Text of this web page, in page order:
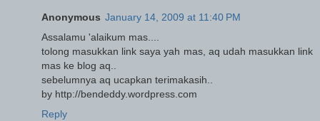
Anonymous January 14, 2009 at 11:40 PM
Assalamu 'alaikum mas....
tolong masukkan link saya yah mas, aq udah masukkan link
mas ke blog aq..
sebelumnya aq ucapkan terimakasih..
by http://bendeddy.wordpress.com
Reply